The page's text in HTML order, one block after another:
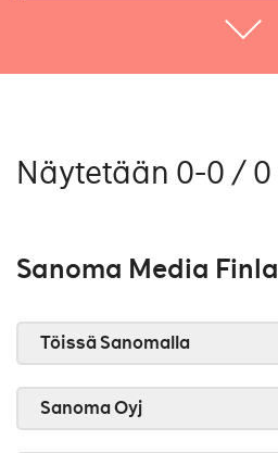
Näytetään 0-0 / 0
Sanoma Media
Töissä Sanomalla
Sanoma Oyj